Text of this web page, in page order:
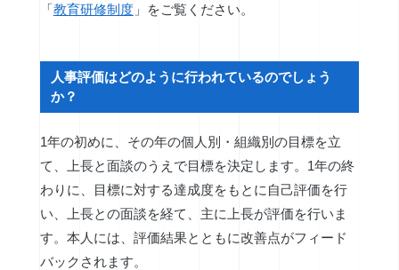
「教育研修制度」をご覧ください。
人事評価はどのように行われているのでしょう
か？
1年の初めに、その年の個人別・組織別の目標を立
て、上長と面談のうえで目標を決定します。1年の終
わりに、目標に対する達成度をもとに自己評価を行
い、上長との面談を経て、主に上長が評価を行いま
す。本人には、評価結果とともに改善点がフィード
バックされます。